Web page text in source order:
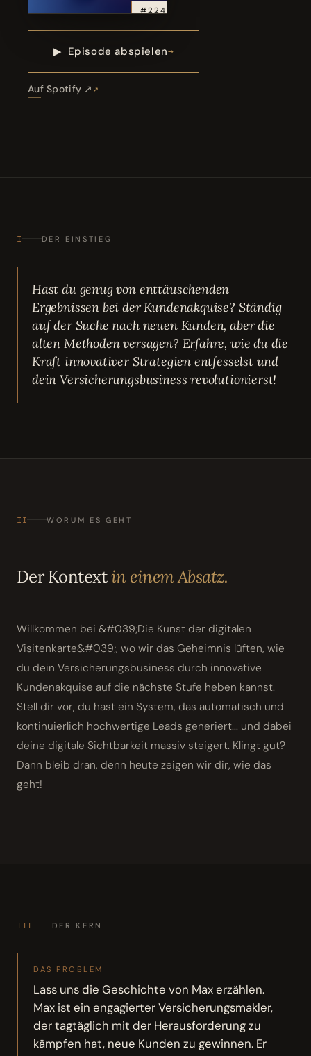
#224
▶ Episode abspielen
Auf Spotify ↗
I DER EINSTIEG
Hast du genug von enttäuschenden
Ergebnissen bei der Kundenakquise? Ständig
auf der Suche nach neuen Kunden, aber die
alten Methoden versagen? Erfahre, wie du die
Kraft innovativer Strategien entfesselst und
dein Versicherungsbusiness revolutionierst!
II WORUM ES GEHT
Der Kontextin einem Absatz.
Willkommen bei &#039;Die Kunst der digitalen
Visitenkarte&#039;, wo wir das Geheimnis lüften, wie
du dein Versicherungsbusiness durch innovative
Kundenakquise auf die nächste Stufe heben kannst.
Stell dir vor, du hast ein System, das automatisch und
kontinuierlich hochwertige Leads generiert... und dabei
deine digitale Sichtbarkeit massiv steigert. Klingt gut?
Dann bleib dran, denn heute zeigen wir dir, wie das
geht!
III DER KERN
DAS PROBLEM
Lass uns die Geschichte von Max erzählen.
Max ist ein engagierter Versicherungsmakler,
der tagtäglich mit der Herausforderung zu
kämpfen hat, neue Kunden zu gewinnen. Er